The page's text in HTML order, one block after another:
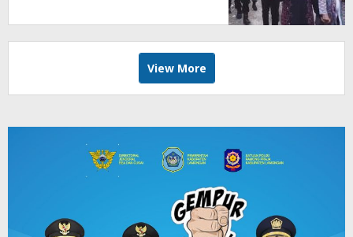
View More